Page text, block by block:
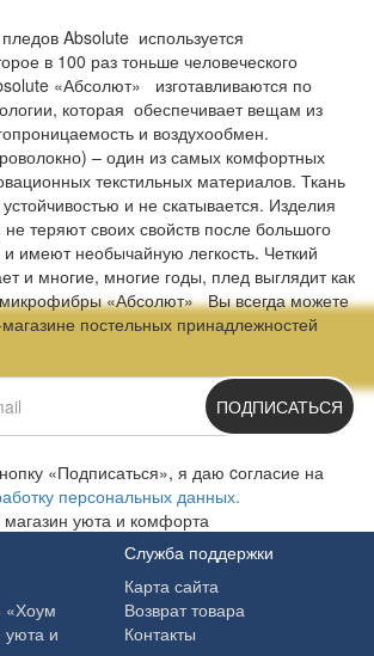
Absolute используется
в 100 раз тоньше человеческого
«Абсолют» изготавливаются по
которая обеспечивает вещам из
и воздухообмен.
– один из самых комфортных
текстильных материалов. Ткань
и не скатывается. Изделия
теряют своих свойств после большого
и имеют необычайную легкость. Четкий
и многие, многие годы, плед выглядит как
«Абсолют» Вы всегда можете
магазине постельных принадлежностей
ПОДПИСАТЬСЯ
«Подписаться», я даю cогласие на
персональных данных.
«Хоум
уюта и
Служба поддержки
Карта сайта
Возврат товара
Контакты